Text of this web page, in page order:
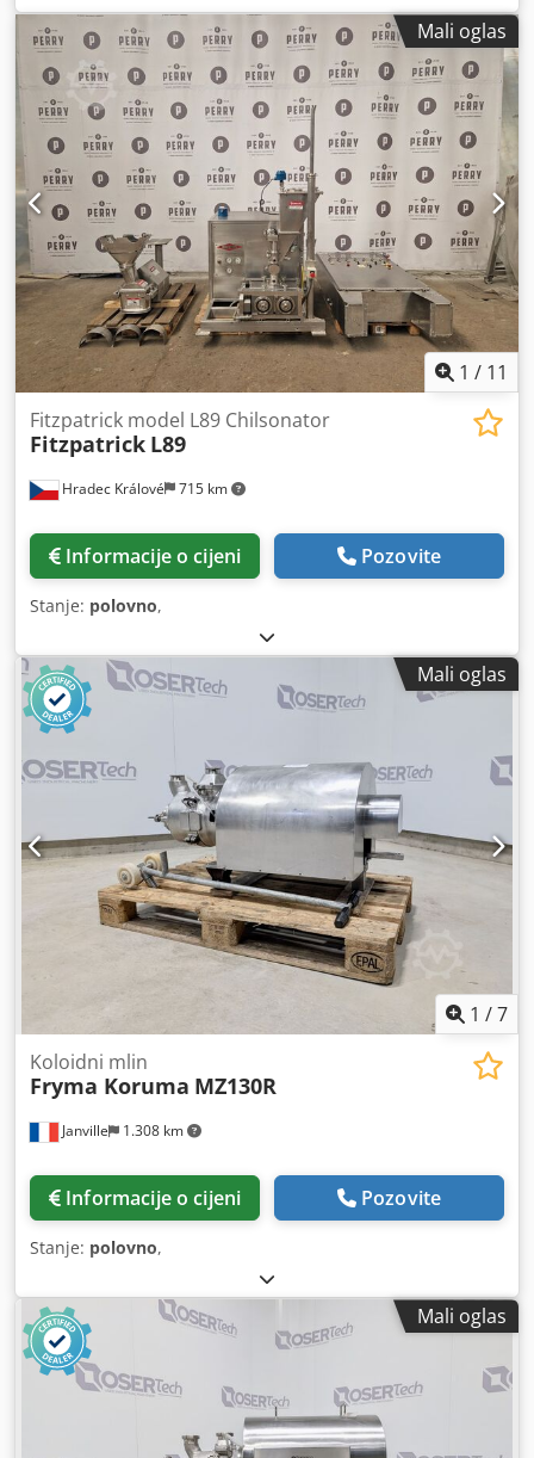
Mali oglas
1 / 11
Hradec Králové 715 km
Fitzpatrick model L89 Chilsonator
Fitzpatrick L89
Informacije o cijeni Pozovite
Stanje: polovno,
Mali oglas
1 /7
Janville 1.308 km
Koloidni mlin
Fryma Koruma MZ130R
Informacije o cijeni Pozovite
Stanje: polovno,
Mali oglas